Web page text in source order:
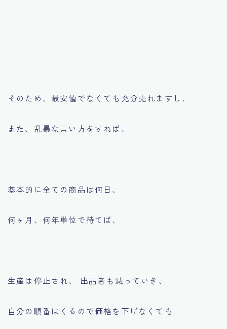
そのため、最安値でなくても充分売れますし、
また、乱暴な言い方をすれば、
基本的に全ての商品は何日、
何ヶ月、何年単位で待てば、
生産は停止され、 出品者も減っていき、
自分の順番はくるので価格を下げなくても